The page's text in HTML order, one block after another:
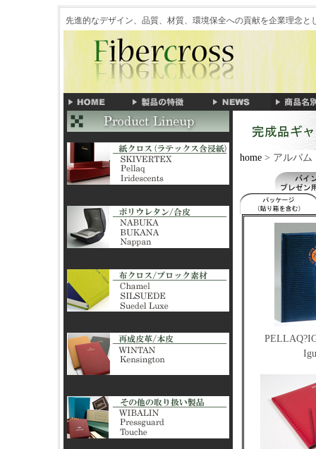
先進的なデザイン、品質、材質、環境保全への貢献を企業理念
home > アルバム